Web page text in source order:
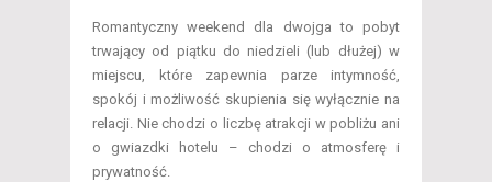
Romantyczny weekend dla dwojga to pobyt
trwający od piątku do niedzieli (lub dłużej) w
miejscu, które zapewnia parze intymność,
spokój i możliwość skupienia się wyłącznie na
relacji. Nie chodzi o liczbę atrakcji w pobliżu ani
o gwiazdki hotelu – chodzi o atmosferę i
prywatność.